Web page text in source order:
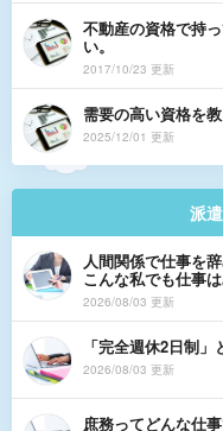
不動産の資格で持
い。
2017/10/23 更新
需要の高い資格を
2025/12/01 更新
派
人間関係で仕事を
こんな私でも仕事
2026/08/03 更新
「完全週休2日制
2026/08/03 更新
庶務ってどんな仕